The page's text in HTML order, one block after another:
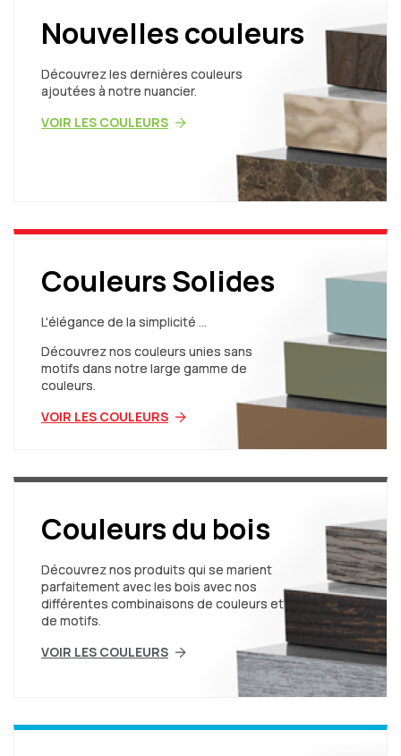
Nouvelles couleurs
Découvrez les dernières couleurs
ajoutées à notre nuancier.
VOIR LES COULEURS
Couleurs Solides
L'élégance de la simplicité ...
Découvrez nos couleurs unies sans
motifs dans notre large gamme de
couleurs.
VOIR LES COULEURS
Couleurs du bois
Découvrez nos produits qui se marient
parfaitement avec les bois avec nos
différentes combinaisons de couleurs et
de motifs.
VOIR LES COULEURS